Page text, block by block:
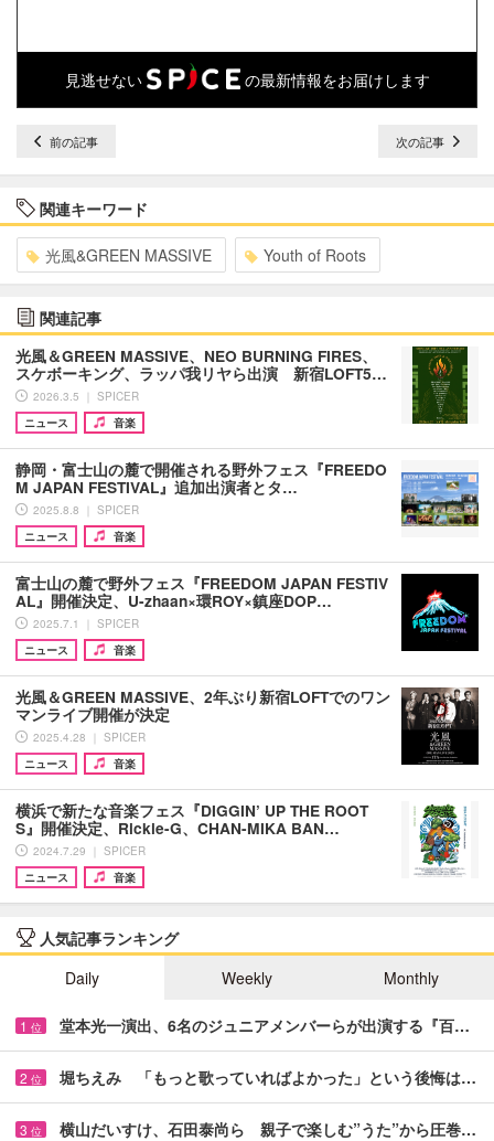
見逃せない の最新情報をお届けします
前の記事 次の記事
関連キーワード
光風&GREEN MASSIVE Youth of Roots
関連記事
光風＆GREEN MASSIVE、NEO BURNING FIRES、
スケボーキング、ラッパ我リヤら出演 新宿LOFT5…
2026.3.5 ｜ SPICER
ニュース
音楽
静岡・富士山の麓で開催される野外フェス『FREEDO
M JAPAN FESTIVAL』追加出演者とタ…
2025.8.8 ｜ SPICER
ニュース
音楽
富士山の麓で野外フェス『FREEDOM JAPAN FESTIV
AL』開催決定、U-zhaan×環ROY×鎮座DOP…
2025.7.1 ｜ SPICER
ニュース
音楽
光風＆GREEN MASSIVE、2年ぶり新宿LOFTでのワン
マンライブ開催が決定
2025.4.28 ｜ SPICER
ニュース
音楽
横浜で新たな音楽フェス『DIGGIN’ UP THE ROOT
S』開催決定、Rickie-G、CHAN-MIKA BAN…
2024.7.29 ｜ SPICER
ニュース
音楽
人気記事ランキング
Daily
Weekly Monthly
1 位 堂本光一演出、6名のジュニアメンバーらが出演する『百…
2 位 堀ちえみ 「もっと歌っていればよかった」という後悔は…
3 位 横山だいすけ、石田泰尚ら 親子で楽しむ”うた”から圧巻…